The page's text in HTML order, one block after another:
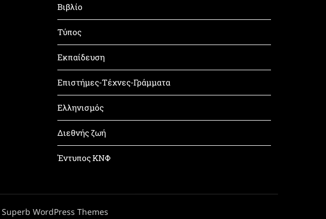
Βιβλίο
Τύπος
Εκπαίδευση
Επιστήμες-Τέχνες-Γράμματα
Ελληνισμός
Διεθνής ζωή
Έντυπος ΚΝΦ
Superb WordPress Themes